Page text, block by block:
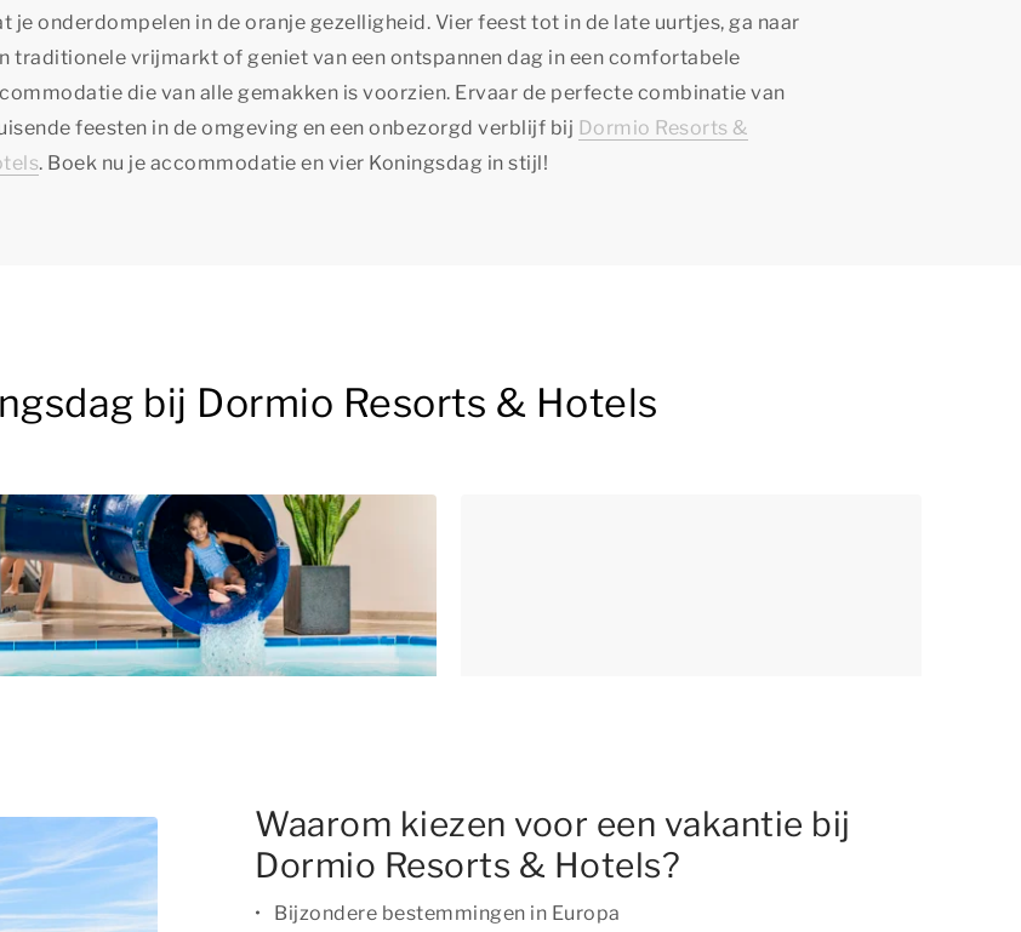
je onderdompelen in de oranje gezelligheid. Vier feest tot in de late uurtjes, ga naar
traditionele vrijmarkt of geniet van een ontspannen dag in een comfortabele
die van alle gemakken is voorzien. Ervaar de perfecte combinatie van
feesten in de omgeving en een onbezorgd verblijf bij Dormio Resorts &
. Boek nu je accommodatie en vier Koningsdag in stijl!
bij Dormio Resorts & Hotels
Waarom kiezen voor een vakantie bij
Dormio Resorts & Hotels?
Bijzondere bestemmingen in Europa